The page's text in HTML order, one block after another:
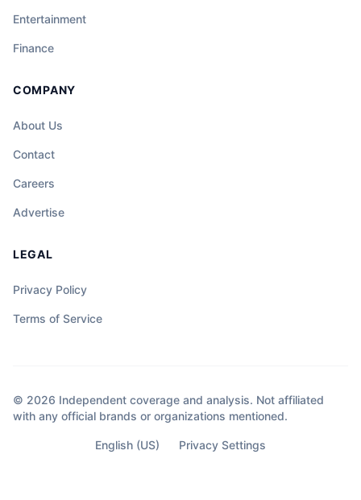
Entertainment
Finance
COMPANY
About Us
Contact
Careers
Advertise
LEGAL
Privacy Policy
Terms of Service
© 2026 Independent coverage and analysis. Not affiliated
with any official brands or organizations mentioned.
English (US) Privacy Settings